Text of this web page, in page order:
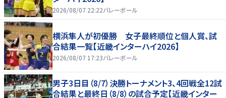
2026/08/07 22:22バレーボール
横浜隼人が初優勝 女子最終順位と個人賞、試
合結果一覧【近畿インターハイ2026】
2026/08/07 17:23バレーボール
男子3日目（8/7）決勝トーナメント3、4回戦全12試
合結果と最終日（8/8）の試合予定【近畿インター